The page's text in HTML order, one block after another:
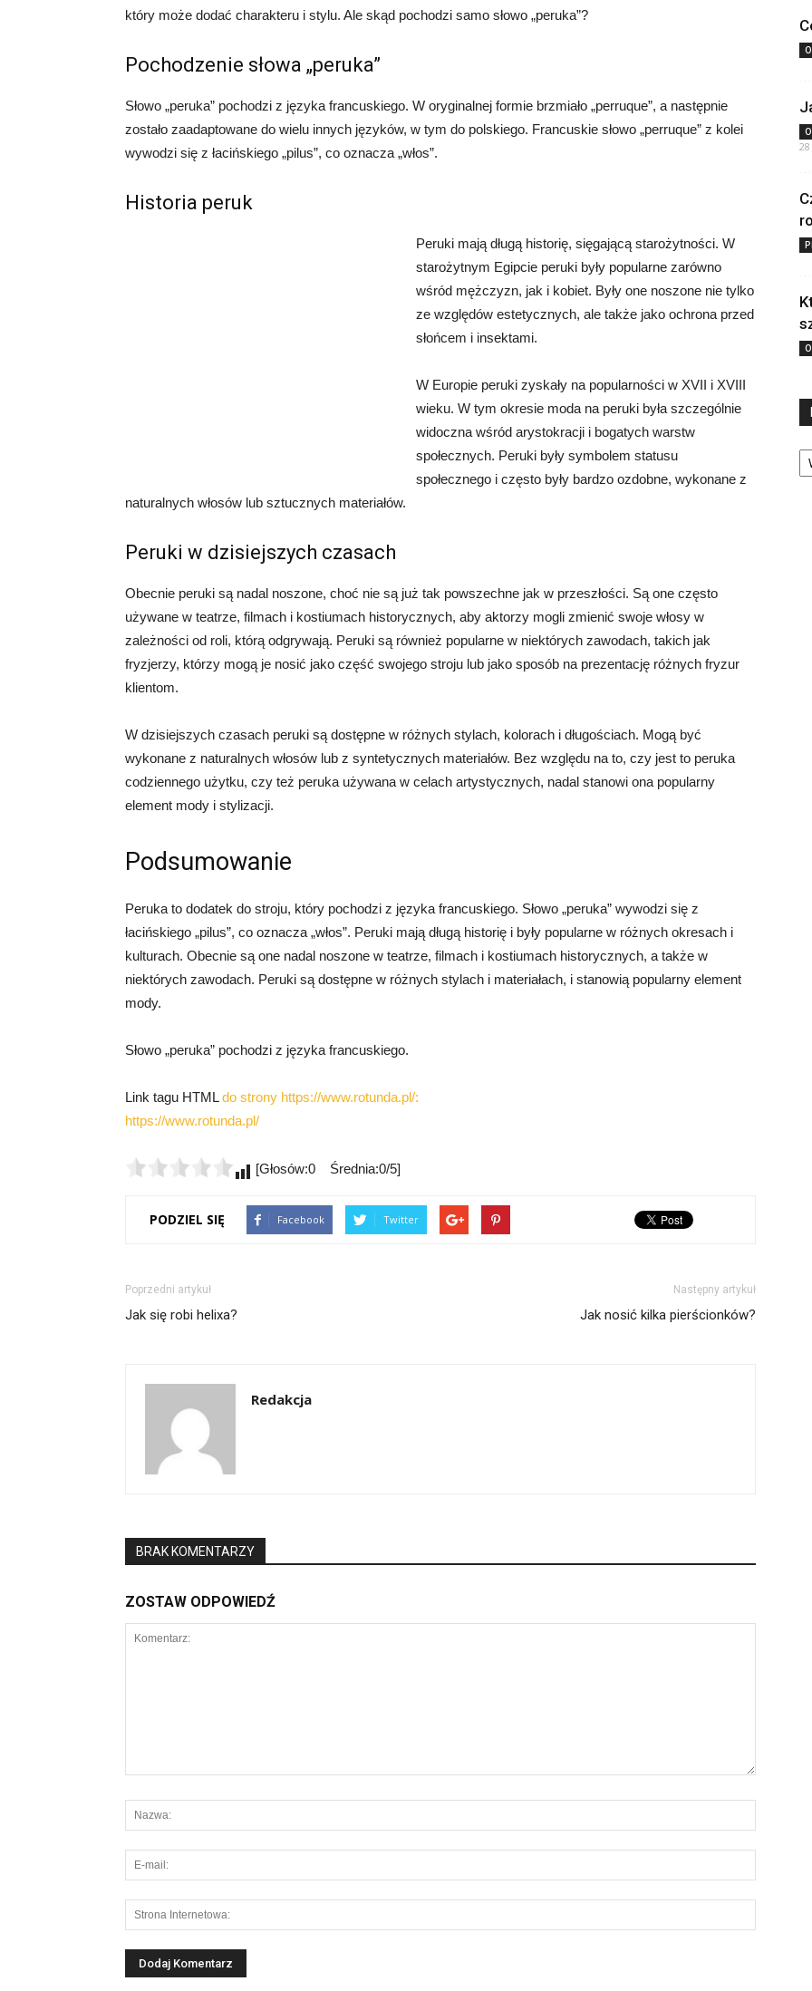
który może dodać charakteru i stylu. Ale skąd pochodzi samo słowo „peruka”?
Pochodzenie słowa „peruka”
Słowo „peruka” pochodzi z języka francuskiego. W oryginalnej formie brzmiało „perruque”, a następnie
zostało zaadaptowane do wielu innych języków, w tym do polskiego. Francuskie słowo „perruque” z kolei
wywodzi się z łacińskiego „pilus”, co oznacza „włos”.
Historia peruk
Peruki mają długą historię, sięgającą starożytności. W
starożytnym Egipcie peruki były popularne zarówno
wśród mężczyzn, jak i kobiet. Były one noszone nie tylko
ze względów estetycznych, ale także jako ochrona przed
słońcem i insektami.
W Europie peruki zyskały na popularności w XVII i XVIII
wieku. W tym okresie moda na peruki była szczególnie
widoczna wśród arystokracji i bogatych warstw
społecznych. Peruki były symbolem statusu
społecznego i często były bardzo ozdobne, wykonane z
naturalnych włosów lub sztucznych materiałów.
Peruki w dzisiejszych czasach
Obecnie peruki są nadal noszone, choć nie są już tak powszechne jak w przeszłości. Są one często
używane w teatrze, filmach i kostiumach historycznych, aby aktorzy mogli zmienić swoje włosy w
zależności od roli, którą odgrywają. Peruki są również popularne w niektórych zawodach, takich jak
fryzjerzy, którzy mogą je nosić jako część swojego stroju lub jako sposób na prezentację różnych fryzur
klientom.
W dzisiejszych czasach peruki są dostępne w różnych stylach, kolorach i długościach. Mogą być
wykonane z naturalnych włosów lub z syntetycznych materiałów. Bez względu na to, czy jest to peruka
codziennego użytku, czy też peruka używana w celach artystycznych, nadal stanowi ona popularny
element mody i stylizacji.
Podsumowanie
Peruka to dodatek do stroju, który pochodzi z języka francuskiego. Słowo „peruka” wywodzi się z
łacińskiego „pilus”, co oznacza „włos”. Peruki mają długą historię i były popularne w różnych okresach i
kulturach. Obecnie są one nadal noszone w teatrze, filmach i kostiumach historycznych, a także w
niektórych zawodach. Peruki są dostępne w różnych stylach i materiałach, i stanowią popularny element
mody.
Słowo „peruka” pochodzi z języka francuskiego.
Link tagu HTMLdo strony https://www.rotunda.pl/:
https://www.rotunda.pl/
[Głosów:0 Średnia:0/5]
PODZIEL SIĘ Facebook Twitter
Poprzedni artykuł
Jak się robi helixa?
Następny artykuł
Jak nosić kilka pierścionków?
Redakcja
BRAK KOMENTARZY
ZOSTAW ODPOWIEDŹ